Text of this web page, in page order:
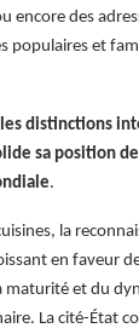
encore des
populaires et
distinctions
sa position
.
la
en faveur
maturité et du
La cité-État